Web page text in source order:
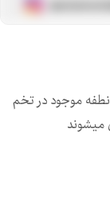
نطفه موجود در تخم
میشوند